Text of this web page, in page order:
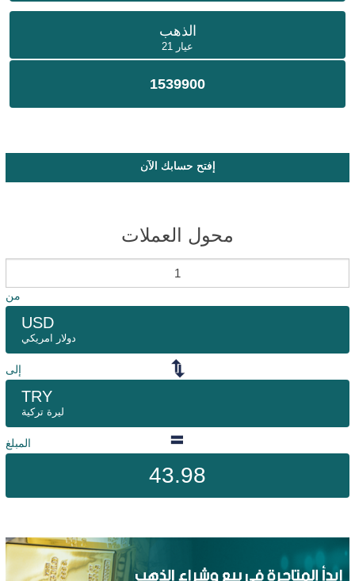
الذهب
عيار 21
1539900
إفتح حسابك الآن
محول العملات
من
USD
دولار امريكي
إلى
TRY
ليرة تركية
المبلغ
43.98